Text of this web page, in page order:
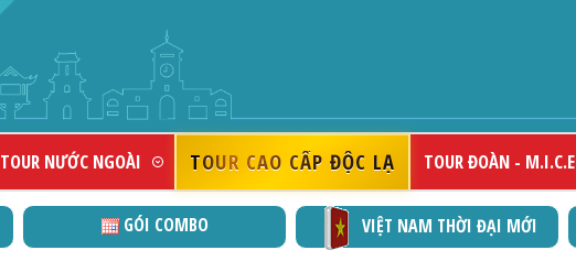
TOUR NƯỚC NGOÀI TOUR CAO CẤP ĐỘC LẠ TOUR ĐOÀN - M.I.C.E
GÓI COMBO VIỆT NAM THỜI ĐẠI MỚI